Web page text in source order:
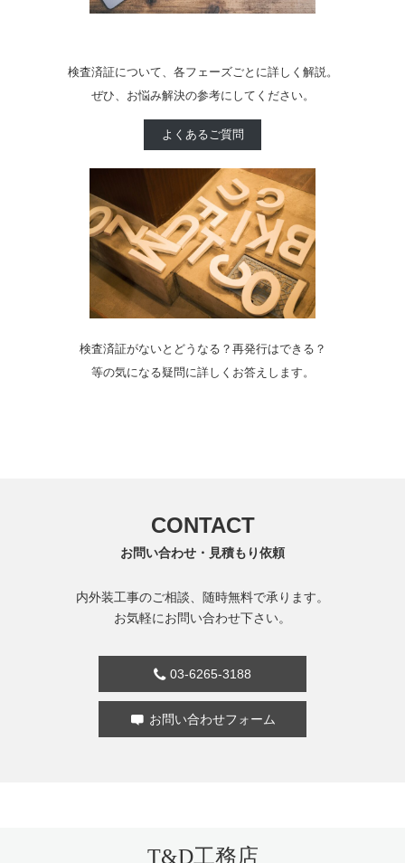
検査済証について、各フェーズごとに詳しく解説。
ぜひ、お悩み解決の参考にしてください。
よくあるご質問
検査済証がないとどうなる？再発行はできる？
等の気になる疑問に詳しくお答えします。
CONTACT
お問い合わせ・見積もり依頼
内外装工事のご相談、随時無料で承ります。
お気軽にお問い合わせ下さい。
03-6265-3188
お問い合わせフォーム
T&D工務店